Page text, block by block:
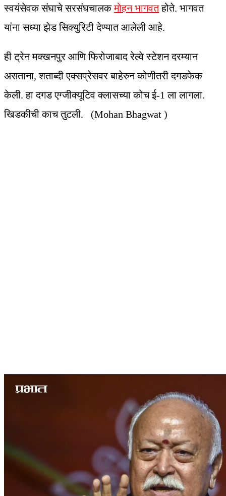
स्वयंसेवक संघाचे सरसंघचालकमोहन भागवतहोते. भागवत
यांना सध्या झेड सिक्युरिटी देण्यात आलेली आहे.
ही ट्रेन मक्खनपुर आणि फिरोजाबाद रेल्वे स्टेशन दरम्यान
असताना, शताब्दी एक्सप्रेसवर बाहेरुन कोणीतरी दगडफेक
केली. हा दगड एग्जीक्यूटिव क्लासच्या कोच ई-1 ला लागला.
खिडकीची काच तुटली. (Mohan Bhagwat )